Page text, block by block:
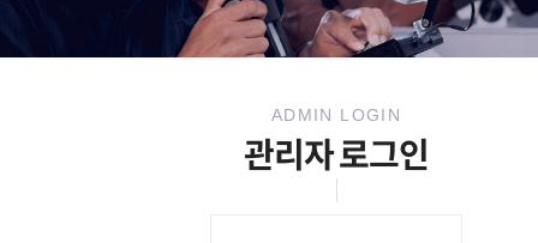
ADMIN LOGIN
관리자 로그인